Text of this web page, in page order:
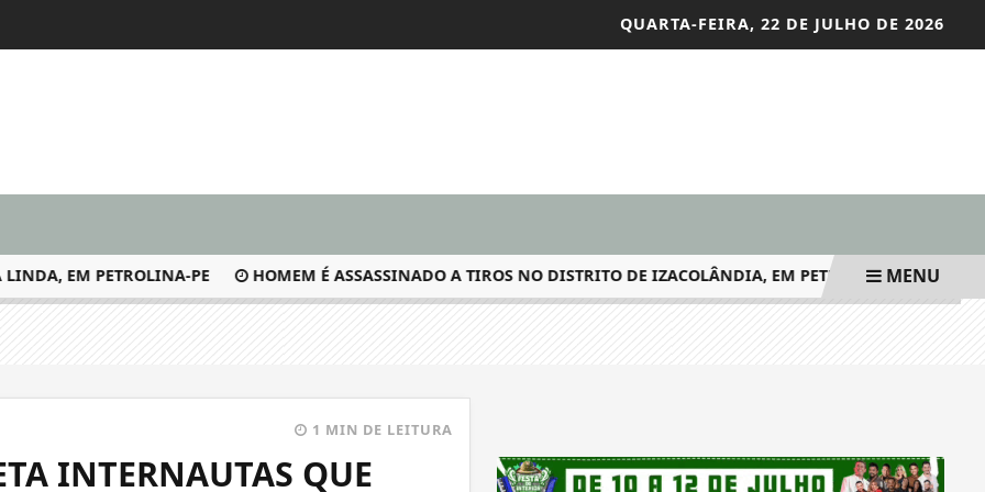
QUARTA-FEIRA, 22 DE JULHO DE 2026
EM PETROLINA-PE HOMEM É ASSASSINADO A TIROS NO DISTRITO DE IZACOLÂNDIA, EM PETROLINA-PEMENU
1 MIN DE LEITURA
INTERNAUTAS QUE